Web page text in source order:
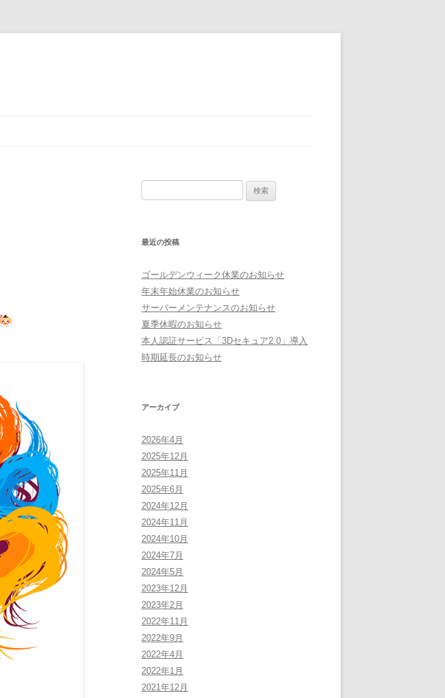
最近の投稿
ゴールデンウィーク休業のお知らせ
年末年始休業のお知らせ
サーバーメンテナンスのお知らせ
夏季休暇のお知らせ
本人認証サービス「3Dセキュア2.0」導入
時期延長のお知らせ
アーカイブ
2026年4月
2025年12月
2025年11月
2025年6月
2024年12月
2024年11月
2024年10月
2024年7月
2024年5月
2023年12月
2023年2月
2022年11月
2022年9月
2022年4月
2022年1月
2021年12月